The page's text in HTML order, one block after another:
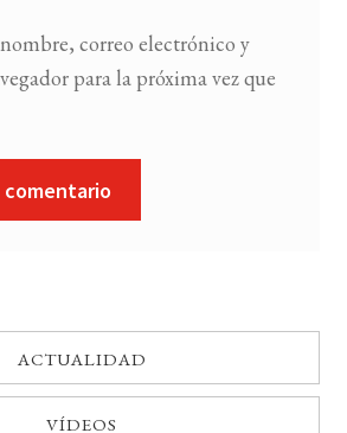
correo electrónico y
para la próxima vez que
ACTUALIDAD
VÍDEOS